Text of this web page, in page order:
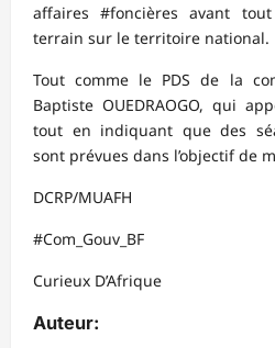
affaires #foncières avant
terrain sur le territoire national.
Tout comme le PDS de la
Baptiste OUEDRAOGO, qui
tout en indiquant que des
sont prévues dans l’objectif de
DCRP/MUAFH
#Com_Gouv_BF
Curieux D’Afrique
Auteur: